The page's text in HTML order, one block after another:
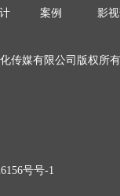
案例 影
传媒有限公司版权所有
号号-1